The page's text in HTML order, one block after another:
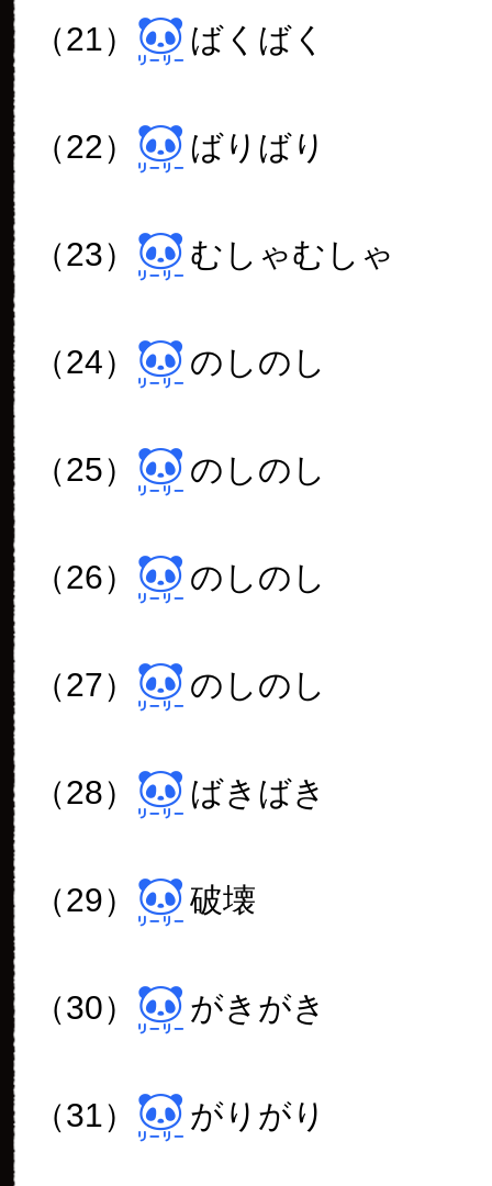
（21） ばくばく
（22） ばりばり
（23） むしゃむしゃ
（24） のしのし
（25） のしのし
（26） のしのし
（27） のしのし
（28） ばきばき
（29） 破壊
（30） がきがき
（31） がりがり